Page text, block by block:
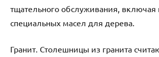
тщательного обслуживания,
специальных масел для дерева.
Гранит. Столешницы из гранита